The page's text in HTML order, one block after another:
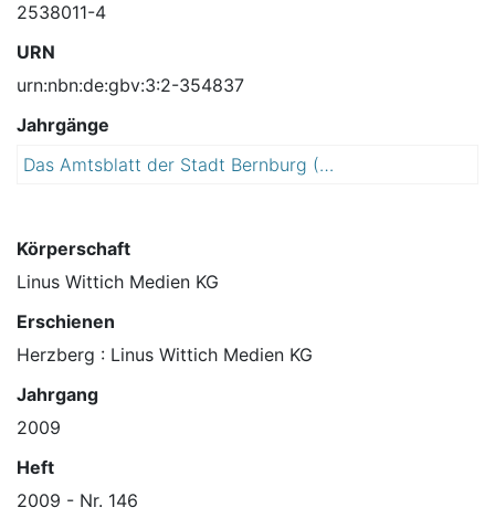
2538011-4
URN
urn:nbn:de:gbv:3:2-354837
Jahrgänge
Das Amtsblatt der Stadt Bernburg (Saale)
Körperschaft
Linus Wittich Medien KG
Erschienen
Herzberg : Linus Wittich Medien KG
Jahrgang
2009
Heft
2009 - Nr. 146